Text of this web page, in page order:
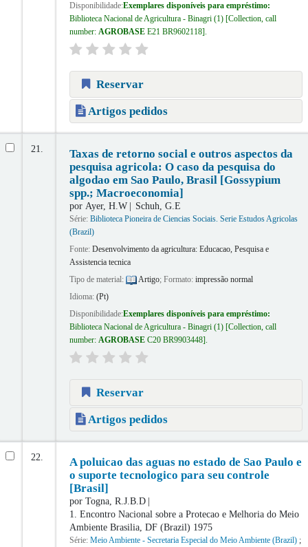
Disponibilidade:Exemplares disponíveis para empréstimo:
Biblioteca Nacional de Agricultura - Binagri(1) Collection, call
number: AGROBASE E21 BR9602118 .
Reservar
Artigos pedidos
21.
Taxas de retorno social e outros aspectos da
pesquisa agricola: O caso da pesquisa do
algodao em Sao Paulo, Brasil [Gossypium
spp.; Macroeconomia]
por Ayer, H.W Schuh, G.E
Série: Biblioteca Pioneira de Ciencias Sociais. Serie Estudos Agricolas
(Brazil)
Fonte: Desenvolvimento da agricultura: Educacao, Pesquisa e
Assistencia tecnica
Tipo de material:
Artigo; Formato: impressão normal
Idioma: (Pt)
Disponibilidade:Exemplares disponíveis para empréstimo:
Biblioteca Nacional de Agricultura - Binagri(1) Collection, call
number: AGROBASE C20 BR9903448 .
Reservar
Artigos pedidos
22.
A poluicao das aguas no estado de Sao Paulo e
o suporte tecnologico para seu controle
[Brasil]
por Togna, R.J.B.D
1. Encontro Nacional sobre a Protecao e Melhoria do Meio
AmbienteBrasilia, DF (Brazil) 1975
Série: Meio Ambiente - Secretaria Especial do Meio Ambiente (Brazil);